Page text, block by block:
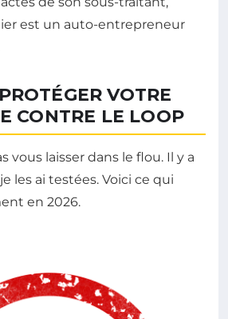
est un auto-entrepreneur
VOTRE
CONTRE LE LOOP
vous laisser dans le flou. Il y a
les ai testées. Voici ce qui
en 2026.